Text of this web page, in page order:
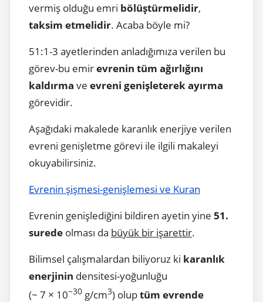
vermiş olduğu emri bölüştürmelidir,
taksim etmelidir. Acaba böyle mi?
51:1-3 ayetlerinden anladığımıza verilen bu
görev-bu emirevrenin tüm ağırlığını
kaldırma ve evreni genişleterek ayırma
görevidir.
Aşağıdaki makalede karanlık enerjiye verilen
evreni genişletme görevi ile ilgili makaleyi
okuyabilirsiniz.
Evrenin şişmesi-genişlemesi ve Kuran
Evrenin genişlediğini bildiren ayetin yine 51.
surede olması da büyük bir işarettir.
Bilimsel çalışmalardan biliyoruz ki karanlık
enerjinin densitesi-yoğunluğu
(~ 7 × 10−30 g/cm3) oluptüm evrende